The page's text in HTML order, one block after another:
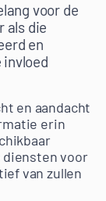
voor de
als die
en
invloed
en aandacht
erin
diensten voor
van zullen